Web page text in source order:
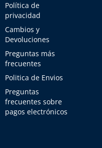
Política de
privacidad
Cambios y
Devoluciones
Preguntas más
frecuentes
Politica de Envios
Preguntas
frecuentes sobre
pagos electrónicos